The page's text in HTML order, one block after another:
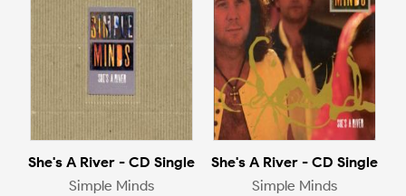
She's A River - CD Single
Simple Minds
She's A River - CD Single
Simple Minds